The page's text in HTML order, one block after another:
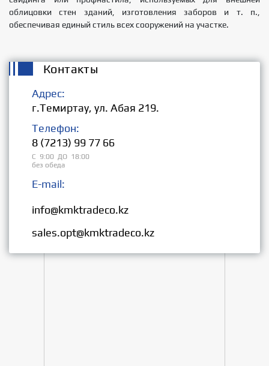
облицовки стен зданий, изготовления заборов и т. п.,
обеспечивая единый стиль всех сооружений на участке.
Контакты
Адрес:
г.Темиртау, ул. Абая 219.
Телефон:
8 (7213) 99 77 66
С 9:00 ДО 18:00
без обеда
E-mail:
info@kmktradeco.kz
sales.opt@kmktradeco.kz